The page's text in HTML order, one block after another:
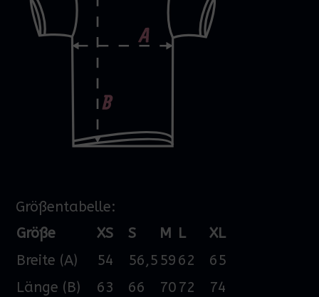
Größentabelle:
Größe
XS S M L
XL
Breite (A)
54 56,5 59 62
65
Länge (B)
63 66 70 72
74